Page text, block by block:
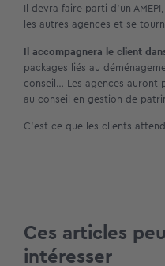
Il devra faire parti d’un
les autres agences et se
Il accompagnera le client
packages liés au
conseil… Les agences auront
au conseil en gestion de
C’est ce que les clients
Ces articles
intéresser